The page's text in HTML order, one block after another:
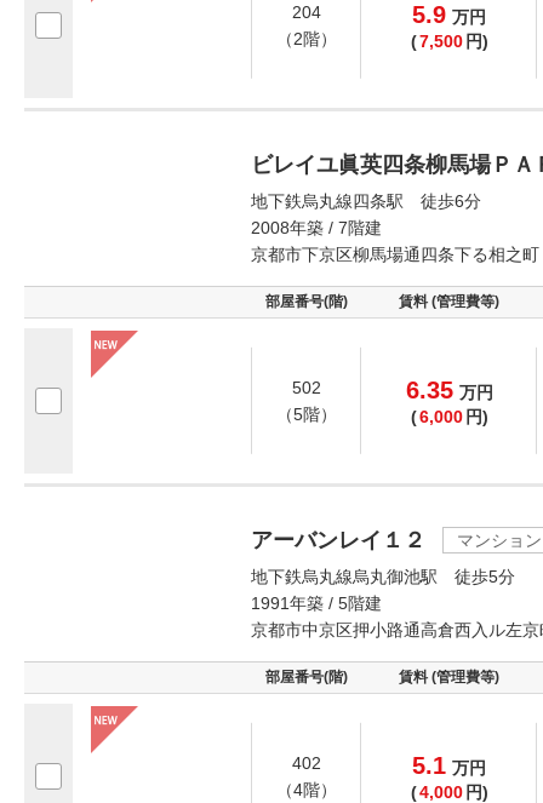
204
（2階）
5.9 万円
(7,500 円)
ビレイユ眞英四条柳馬場Ｐ
地下鉄烏丸線四条駅 徒歩6分
2008年築 / 7階建
京都市下京区柳馬場通四条下る相之町
部屋番号(階) 賃料 (管理費等)
502
（5階）
6.35 万円
(6,000 円)
アーバンレイ１２
マンション
地下鉄烏丸線烏丸御池駅 徒歩5分
1991年築 / 5階建
京都市中京区押小路通高倉西入ル左京
部屋番号(階) 賃料 (管理費等)
402
（4階）
5.1 万円
(4,000 円)